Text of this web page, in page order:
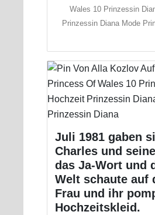
Wales 10 Prinzessin
Prinzessin Diana Mode
Juli 1981 gaben
Charles und
das Ja-Wort und
Welt schaute auf
Frau und ihr
Hochzeitskleid.